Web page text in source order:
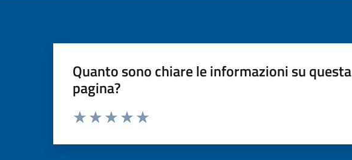
Quanto sono chiare le informazioni su questa
pagina?
Valuta da 1 a 5 stelle la pagina